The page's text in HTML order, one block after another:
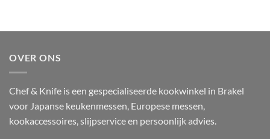
OVER ONS
Chef & Knife is een gespecialiseerde kookwinkel in Brakel
voor Japanse keukenmessen, Europese messen,
kookaccessoires, slijpservice en persoonlijk advies.